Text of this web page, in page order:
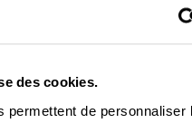
des cookies.
permettent de personnaliser
du moment
correspondant à la